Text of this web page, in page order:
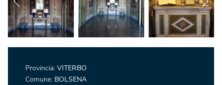
Provincia: VITERBO
Comune: BOLSENA